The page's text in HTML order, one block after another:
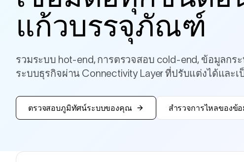
แก้วบรรจุภัณฑ์
รวมระบบ hot-end, การตรวจสอบ cold-end, ข้อมูลกร
ระบบธุรกิจผ่าน Connectivity Layer ที่ปรับแต่งได้และเ
ตรวจสอบภูมิทัศน์ระบบของคุณ สำรวจการไหลของข้